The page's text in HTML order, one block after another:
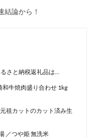
結論から！
さと納税返礼品は…
和牛焼肉盛り合わせ 1kg
祖カットのカット済み生
／つや姫 無洗米